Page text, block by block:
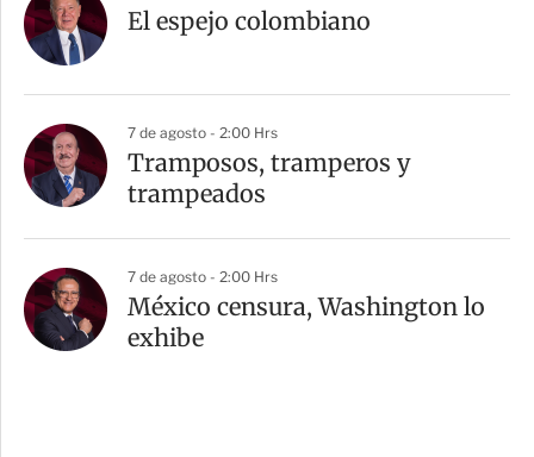
El espejo colombiano
7 de agosto - 2:00 Hrs
Tramposos, tramperos y
trampeados
7 de agosto - 2:00 Hrs
México censura, Washington lo
exhibe